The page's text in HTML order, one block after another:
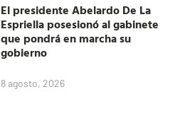
El presidente Abelardo De La
Espriella posesionó al gabinete
que pondrá en marcha su
gobierno
8 agosto, 2026